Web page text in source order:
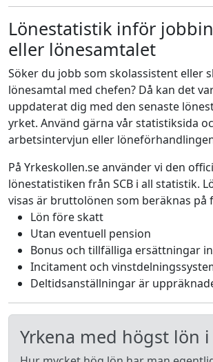
Lönestatistik inför
eller lönesamtalet
Söker du jobb som skolassistent eller
lönesamtal med chefen? Då kan det
uppdaterat dig med den senaste
yrket. Använd gärna vår statistiksida
arbetsintervjun eller
På Yrkeskollen.se använder vi den
lönestatistiken från SCB i all statistik.
visas är bruttolönen som beräknas på
Lön före skatt
Utan eventuell pension
Bonus och tillfälliga ersättningar
Incitament och
Deltidsanställningar är
Yrkena med högst lön i